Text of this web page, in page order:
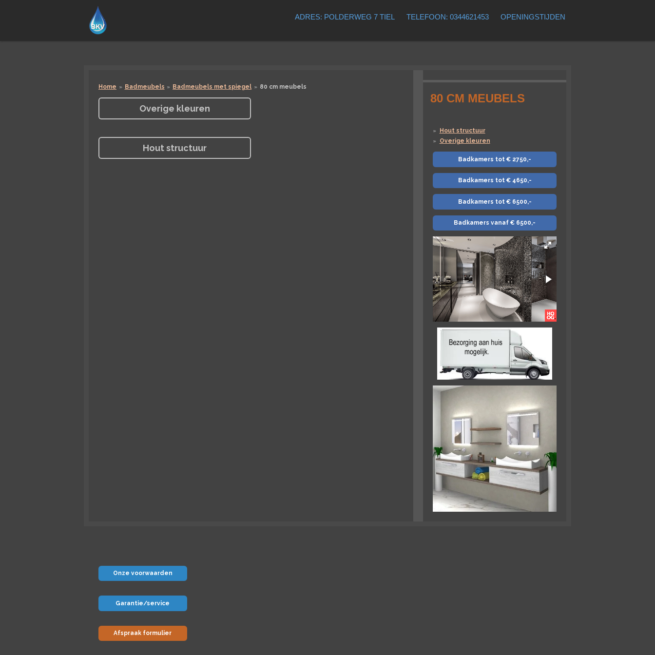
ADRES: POLDERWEG 7 TIEL TELEFOON: 0344621453 OPENINGSTIJDEN
Home » Badmeubels » Badmeubels met spiegel » 80 cm meubels
Overige kleuren
Hout structuur
80 CM MEUBELS
Hout structuur
Overige kleuren
Badkamers tot € 2750,-
Badkamers tot € 4650,-
Badkamers tot € 6500,-
Badkamers vanaf € 6500,-
Onze voorwaarden
Garantie/service
Afspraak formulier